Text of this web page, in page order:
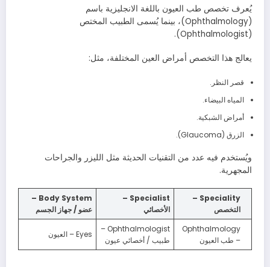
يُعرف تخصص طب العيون باللغة الانجليزية باسم
(Ophthalmology)، بينما يُسمى الطبيب المختص
(Ophthalmologist).
يعالج هذا التخصص أمراض العين المختلفة، مثل:
قصر النظر.
المياه البيضاء.
أمراض الشبكية.
الزرق (Glaucoma).
ويُستخدم فيه عدد من التقنيات الحديثة مثل الليزر والجراحات
المجهرية.
Speciality –
التخصص
Specialist –
الأخصائي
Body System –
عضو / جهاز الجسم
Ophthalmology
– طب العيون
Ophthalmologist –
طبيب / أخصائي عيون
Eyes – العيون